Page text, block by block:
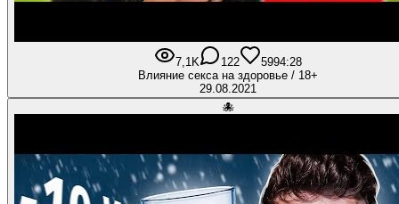
7,1K 122 5994:28
Влияние секса на здоровье / 18+
29.08.2021
🐙